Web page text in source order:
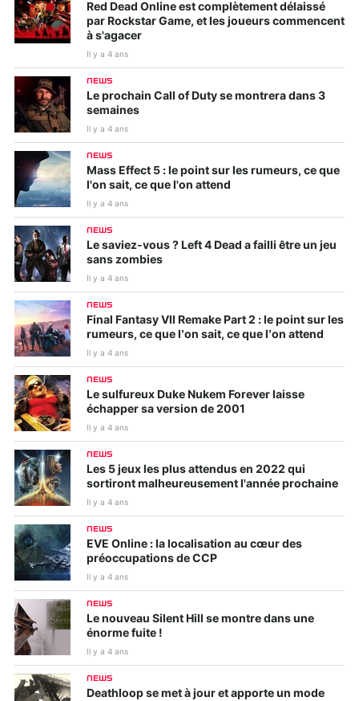
Red Dead Online est complètement délaissé
par Rockstar Game, et les joueurs commencent
à s'agacer
Il y a 4 ans
NEWS
Le prochain Call of Duty se montrera dans 3
semaines
Il y a 4 ans
NEWS
Mass Effect 5 : le point sur les rumeurs, ce que
l'on sait, ce que l'on attend
Il y a 4 ans
NEWS
Le saviez-vous ? Left 4 Dead a failli être un jeu
sans zombies
Il y a 4 ans
NEWS
Final Fantasy VII Remake Part 2 : le point sur les
rumeurs, ce que l’on sait, ce que l’on attend
Il y a 4 ans
NEWS
Le sulfureux Duke Nukem Forever laisse
échapper sa version de 2001
Il y a 4 ans
NEWS
Les 5 jeux les plus attendus en 2022 qui
sortiront malheureusement l'année prochaine
Il y a 4 ans
NEWS
EVE Online : la localisation au cœur des
préoccupations de CCP
Il y a 4 ans
NEWS
Le nouveau Silent Hill se montre dans une
énorme fuite !
Il y a 4 ans
NEWS
Deathloop se met à jour et apporte un mode